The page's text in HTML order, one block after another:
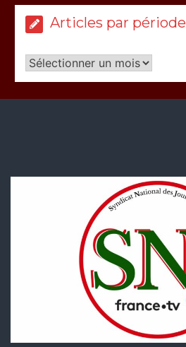
Articles par période
Articles
par
période